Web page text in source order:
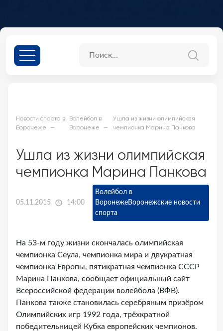
Новости спорта в
Воронеже
Волейбол в
Воронеже
Ушла из жизни олимпийская
чемпионка Марина Панкова
Ушла из жизни олимпийская
чемпионка Марина Панкова
05.11.2015 14:00
Волейбол в
ВоронежеВоронежские новости
спорта
На 53-м году жизни скончалась олимпийская
чемпионка Сеула, чемпионка мира и двукратная
чемпионка Европы, пятикратная чемпионка СССР
Марина Панкова, сообщает официальный сайт
Всероссийской федерации волейбола (ВФВ).
Панкова также становилась серебряным призёром
Олимпийских игр 1992 года, трёхкратной
победительницей Кубка европейских чемпионов.